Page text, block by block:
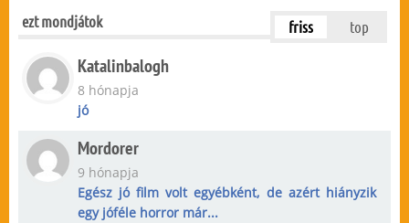
ezt mondjátok friss top
Katalinbalogh
8 hónapja
jó
Mordorer
9 hónapja
Egész jó film volt egyébként, de azért hiányzik
egy jóféle horror már...